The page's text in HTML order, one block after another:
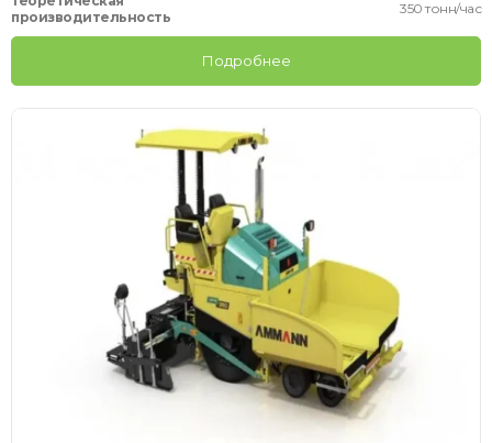
производительность
350 тонн/час
Подробнее